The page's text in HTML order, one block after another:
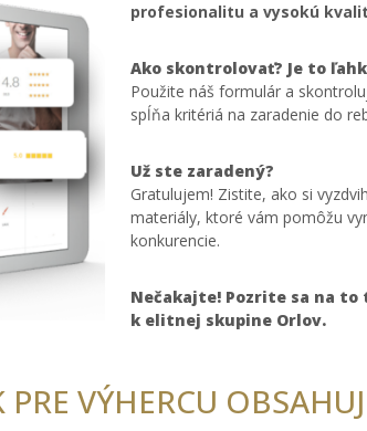
profesionalitu a vysokú
Ako skontrolovať? Je to
Použite náš formulár a
spĺňa kritériá na zaradenie do
Už ste zaradený?
Gratulujem! Zistite, ako si
materiály, ktoré vám pomôžu
konkurencie.
Nečakajte! Pozrite sa na to
k elitnej skupine Orlov.
PRE VÝHERCU